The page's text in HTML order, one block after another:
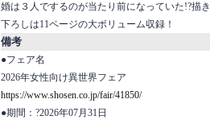
婚は３人でするのが当たり前になっていた!?描き
下ろしは11ページの大ボリューム収録！
備考
●フェア名
2026年女性向け異世界フェア
https://www.shosen.co.jp/fair/41850/
●期間：?2026年07月31日